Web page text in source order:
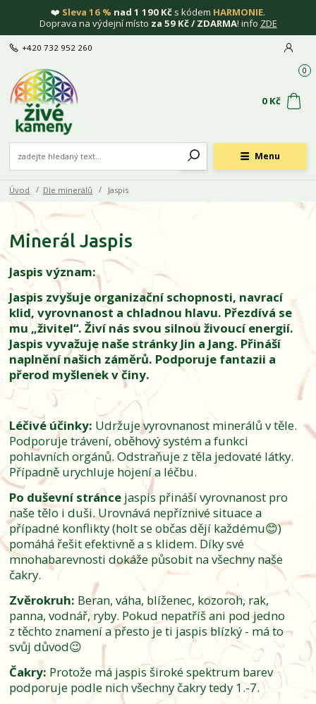
❤️ Sleva 16 % nad 1 190 Kč s kódem HARMONIE.
Doprava na výdejní místo za 59 Kč / ZDARMA! info ZDE
Menu
+420 732 952 260
0
0 Kč
Úvod Dle minerálů Jaspis
Minerál Jaspis
Jaspis význam:
Jaspis zvyšuje organizační schopnosti, navrací
klid, vyrovnanost a chladnou hlavu. Přezdívá se
mu „živitel“. Živí nás svou silnou živoucí energií.
Jaspis vyvažuje naše stránky Jin a Jang. Přináší
naplnění našich záměrů. Podporuje fantazii a
přerod myšlenek v činy.
Léčivé účinky: Udržuje vyrovnanost minerálů v těle.
Podporuje trávení, oběhový systém a funkci
pohlavních orgánů. Odstraňuje z těla jedovaté látky.
Případně urychluje hojení a léčbu.
Po duševní stránce jaspis přináší vyrovnanost pro
naše tělo i duši. Urovnává nepříznivé situace a
případné konflikty (holt se občas dějí každému😊)
pomáhá řešit efektivně a s klidem. Díky své
mnohabarevnosti dokáže působit na všechny naše
čakry.
Zvěrokruh: Beran, váha, blíženec, kozoroh, rak,
panna, vodnář, ryby. Pokud nepatříš ani pod jedno
z těchto znamení a přesto je ti jaspis blízký - má to
svůj důvod😉
Čakry: Protože má jaspis široké spektrum barev
podporuje podle nich všechny čakry tedy 1.-7.